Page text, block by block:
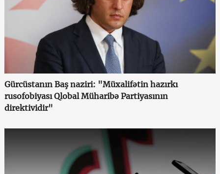
Gürcüstanın Baş naziri: "Müxalifətin hazırkı
rusofobiyası Qlobal Müharibə Partiyasının
direktividir"